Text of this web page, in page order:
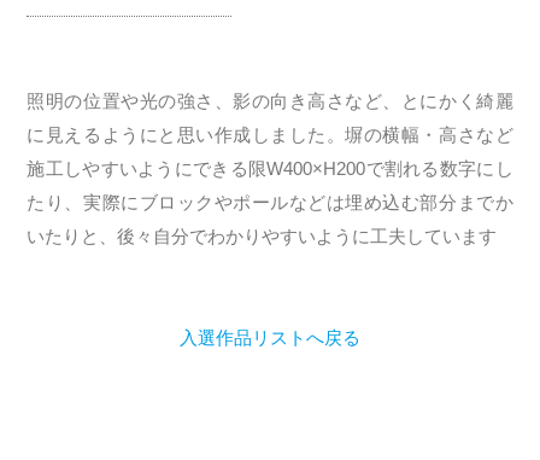
照明の位置や光の強さ、影の向き高さなど、とにかく綺麗
に見えるようにと思い作成しました。塀の横幅・高さなど
施工しやすいようにできる限W400×H200で割れる数字にし
たり、実際にブロックやポールなどは埋め込む部分までか
いたりと、後々自分でわかりやすいように工夫しています
入選作品リストへ戻る